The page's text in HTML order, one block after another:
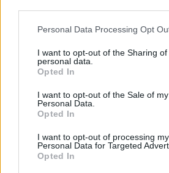
Personal Data Processing Opt
I want to opt-out of the Sharing of
personal data.
Opted In
I want to opt-out of the Sale of my
Personal Data.
Opted In
I want to opt-out of processing my
Personal Data for Targeted
Opted In
Κόσμος
Τι σημαίνει η στρατηγική
ΗΠΑ–Ρωσίας και ο ρόλος
06.02.26